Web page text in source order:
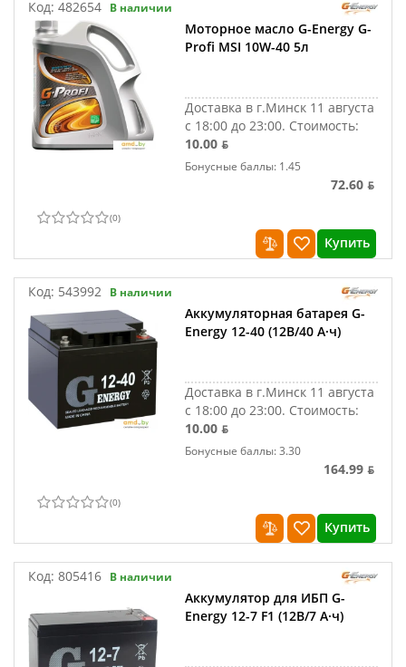
Код: 482654 В наличии
Моторное масло G-Energy G-
Profi MSI 10W-40 5л
Доставка в г.Минск 11 августа
с 18:00 до 23:00. Стоимость:
10.00 ƃ
Бонусные баллы: 1.45
72.60 ƃ
(0)
Купить
Код: 543992 В наличии
Аккумуляторная батарея G-
Energy 12-40 (12В/40 А·ч)
Доставка в г.Минск 11 августа
с 18:00 до 23:00. Стоимость:
10.00 ƃ
Бонусные баллы: 3.30
164.99 ƃ
(0)
Купить
Код: 805416 В наличии
Аккумулятор для ИБП G-
Energy 12-7 F1 (12В/7 А·ч)